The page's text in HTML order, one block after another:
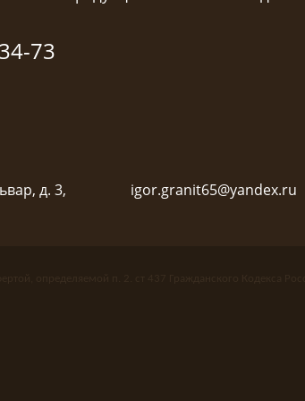
73
д. 3,
igor.granit65@yandex.ru